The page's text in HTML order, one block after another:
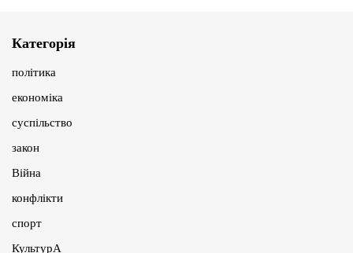
Категорія
політика
економіка
суспільство
закон
Війна
конфлікти
спорт
КультурА